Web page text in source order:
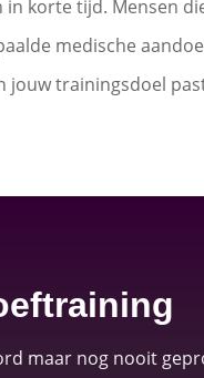
in korte tijd. Mensen
medische
jouw trainingsdoel
maar nog nooit